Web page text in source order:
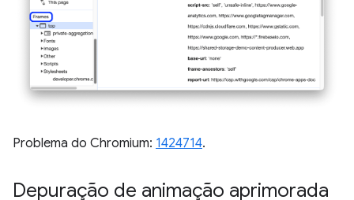
Problema do Chromium: 1424714.
Depuração de animação aprimorada